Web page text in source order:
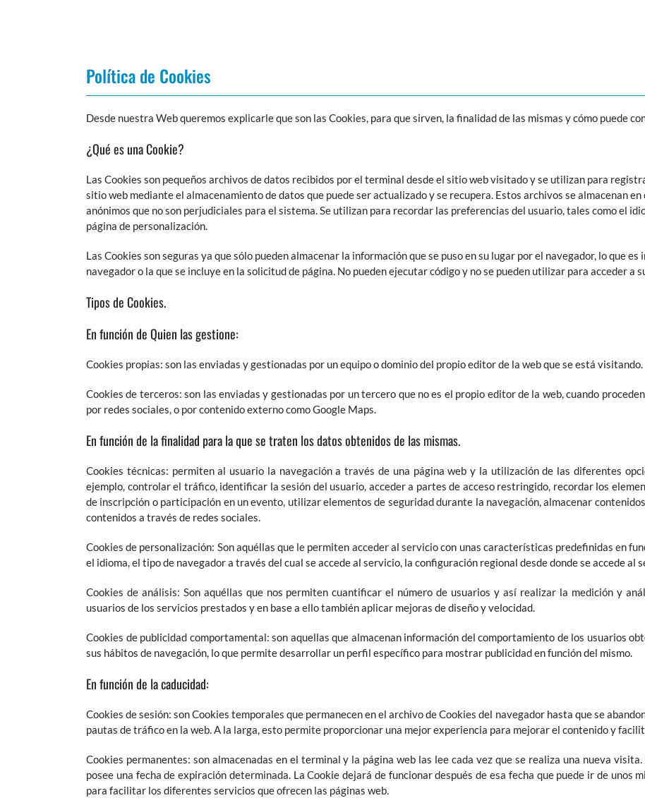
Política de Cookies
Desde nuestra Web queremos explicarle que son las Cookies, para que sirven, la finalidad de las mismas y cómo puede
¿Qué es una Cookie?
Las Cookies son pequeños archivos de datos recibidos por el terminal desde el sitio web visitado y se utilizan para
sitio web mediante el almacenamiento de datos que puede ser actualizado y se recupera. Estos archivos se almacenan
anónimos que no son perjudiciales para el sistema. Se utilizan para recordar las preferencias del usuario, tales como el
página de personalización.
Las Cookies son seguras ya que sólo pueden almacenar la información que se puso en su lugar por el navegador, lo que
navegador o la que se incluye en la solicitud de página. No pueden ejecutar código y no se pueden utilizar para acceder a
Tipos de Cookies.
En función de Quien las gestione:
Cookies propias: son las enviadas y gestionadas por un equipo o dominio del propio editor de la web que se está visitando.
Cookies de terceros: son las enviadas y gestionadas por un tercero que no es el propio editor de la web, cuando
por redes sociales, o por contenido externo como Google Maps.
En función de la finalidad para la que se traten los datos obtenidos de las mismas.
Cookies técnicas: permiten al usuario la navegación a través de una página web y la utilización de las diferentes
ejemplo, controlar el tráfico, identificar la sesión del usuario, acceder a partes de acceso restringido, recordar los
de inscripción o participación en un evento, utilizar elementos de seguridad durante la navegación, almacenar
contenidos a través de redes sociales.
Cookies de personalización: Son aquéllas que le permiten acceder al servicio con unas características predefinidas en
el idioma, el tipo de navegador a través del cual se accede al servicio, la configuración regional desde donde se accede al
Cookies de análisis: Son aquéllas que nos permiten cuantificar el número de usuarios y así realizar la medición y
usuarios de los servicios prestados y en base a ello también aplicar mejoras de diseño y velocidad.
Cookies de publicidad comportamental: son aquellas que almacenan información del comportamiento de los usuarios
sus hábitos de navegación, lo que permite desarrollar un perfil específico para mostrar publicidad en función del mismo.
En función de la caducidad:
Cookies de sesión: son Cookies temporales que permanecen en el archivo de Cookies del navegador hasta que se
pautas de tráfico en la web. A la larga, esto permite proporcionar una mejor experiencia para mejorar el contenido y
Cookies permanentes: son almacenadas en el terminal y la página web las lee cada vez que se realiza una nueva
posee una fecha de expiración determinada. La Cookie dejará de funcionar después de esa fecha que puede ir de unos
para facilitar los diferentes servicios que ofrecen las páginas web.